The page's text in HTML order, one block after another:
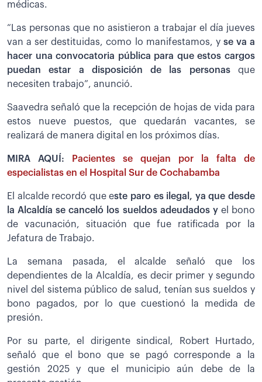
médicas.
“Las personas que no asistieron a trabajar el día jueves
van a ser destituidas, como lo manifestamos, y se va a
hacer una convocatoria pública para que estos cargos
puedan estar a disposición de las personas que
necesiten trabajo”, anunció.
Saavedra señaló que la recepción de hojas de vida para
estos nueve puestos, que quedarán vacantes, se
realizará de manera digital en los próximos días.
MIRA AQUÍ:
Pacientes se quejan por la falta de
especialistas en el Hospital Sur de Cochabamba
El alcalde recordó que este paro es ilegal, ya que desde
la Alcaldía se canceló los sueldos adeudados yel bono
de vacunación, situación que fue ratificada por la
Jefatura de Trabajo.
La semana pasada, el alcalde señaló que los
dependientes de la Alcaldía, es decir primer y segundo
nivel del sistema público de salud, tenían sus sueldos y
bono pagados, por lo que cuestionó la medida de
presión.
Por su parte, el dirigente sindical, Robert Hurtado,
señaló que el bono que se pagó corresponde a la
gestión 2025 y que el municipio aún debe de la